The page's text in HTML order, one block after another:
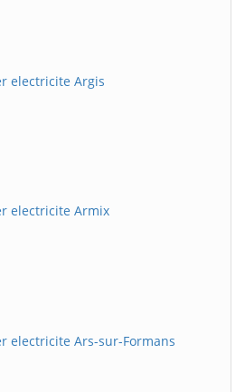
electricite Argis
electricite Armix
electricite Ars-sur-Formans